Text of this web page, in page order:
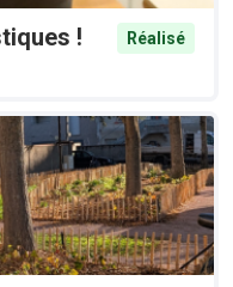
!
Réalisé